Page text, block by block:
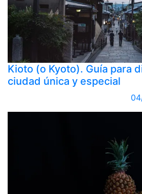
Kioto (o Kyoto). Guía para
ciudad única y especial